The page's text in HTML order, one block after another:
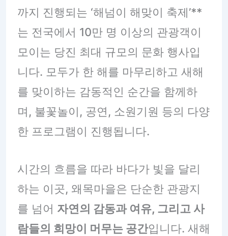
까지 진행되는 ‘해넘이 해맞이 축제’**
는 전국에서 10만 명 이상의 관광객이
모이는 당진 최대 규모의 문화 행사입
니다. 모두가 한 해를 마무리하고 새해
를 맞이하는 감동적인 순간을 함께하
며, 불꽃놀이, 공연, 소원기원 등의 다양
한 프로그램이 진행됩니다.
시간의 흐름을 따라 바다가 빛을 달리
하는 이곳, 왜목마을은 단순한 관광지
를 넘어 자연의 감동과 여유, 그리고 사
람들의 희망이 머무는 공간입니다. 새해